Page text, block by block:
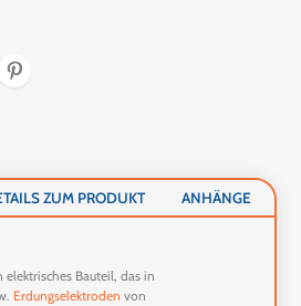
ZUM PRODUKT ANHÄNGE
elektrisches Bauteil, das in
Erdungselektroden von